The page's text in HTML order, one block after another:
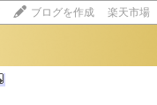
ブログを作成 楽天市場